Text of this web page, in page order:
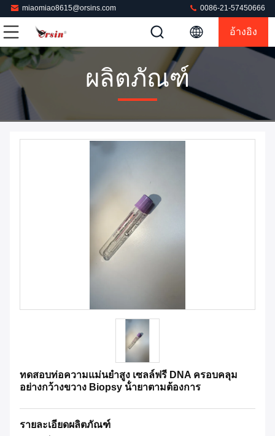
miaomiao8615@orsins.com 0086-21-57450666
อ้างอิง
ผลิตภัณฑ์
ทดสอบท่อความแม่นยําสูง เซลล์ฟรี DNA ครอบคลุม
อย่างกว้างขวาง Biopsy น้ํายาตามต้องการ
รายละเอียดผลิตภัณฑ์